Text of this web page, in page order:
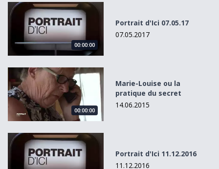
Portrait d&#039;Ici 07.05.17
00:00:00
Portrait d'Ici 07.05.17
07.05.2017
Marie-Louise ou la pratique du secret
00:00:00
Marie-Louise ou la
pratique du secret
14.06.2015
Portrait d&#039;Ici 11.12.2016
Portrait d'Ici 11.12.2016
11.12.2016